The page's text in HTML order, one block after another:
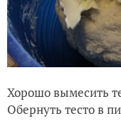
Хорошо вымесить
Обернуть тесто в